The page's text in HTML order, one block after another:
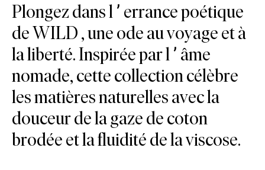
Plongez dans l’errance poétique
de WILD , une ode au voyage et à
la liberté. Inspirée par l’âme
nomade, cette collection célèbre
les matières naturelles avec la
douceur de la gaze de coton
brodée et la fluidité de la viscose.